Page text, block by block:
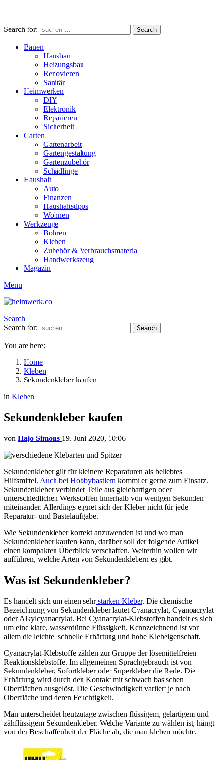
Search for: Search
Bauen
Hausbau
Heizungsbau
Renovieren
Sanitär
Heimwerken
DIY
Elektronik
Reparieren
Sicherheit
Garten
Gartenarbeit
Gartengestaltung
Gartenzubehör
Schädlinge
Haushalt
Auto
Finanzen
Haushaltstipps
Wohnen
Werkzeuge
Bohren
Kleben
Zubehör & Verbrauchsmaterial
Handwerkszeug
Magazin
Menu
Search
Search for:
Search
You are here:
Home
Kleben
Sekundenkleber kaufen
in Kleben
Sekundenkleber kaufen
von Hajo Simons 19. Juni 2020, 10:06
Sekundenkleber gilt für kleinere Reparaturen als beliebtes
Hilfsmittel. Auch bei Hobbybastlern kommt er gerne zum Einsatz.
Sekundenkleber verbindet Teile aus gleichartigen oder
unterschiedlichen Werkstoffen innerhalb von wenigen Sekunden
miteinander. Allerdings eignet sich der Kleber nicht für jede
Reparatur- und Bastelaufgabe.
Wie Sekundenkleber korrekt anzuwenden ist und wo man
Sekundenkleber kaufen kann, darüber soll der folgende Artikel
einen kompakten Überblick verschaffen. Weiterhin wollen wir
aufführen, welche Arten von Sekundenklebern es gibt.
Was ist Sekundenkleber?
Es handelt sich um einen sehrstarken Kleber. Die chemische
Bezeichnung von Sekundenkleber lautet Cyanacrylat, Cyanoacrylat
oder Alkylcyanacrylat. Bei Cyanacrylat-Klebstoffen handelt es sich
um eine klare, wasserdünne Flüssigkeit. Kennzeichnend ist vor
allem die leichte, schnelle Erhärtung und hohe Klebeigenschaft.
Cyanacrylat-Klebstoffe zählen zur Gruppe der lösemittelfreien
Reaktionsklebstoffe. Im allgemeinen Sprachgebrauch ist von
Sekundenkleber, Sofortkleber oder Superkleber die Rede. Die
Erhärtung wird durch den Kontakt mit schwach basischen
Oberflächen ausgelöst. Die Geschwindigkeit variiert je nach
Oberfläche und deren Feuchtigkeit.
Man unterscheidet heutzutage zwischen flüssigem, gelartigem und
zähflüssigem Sekundenkleber. Welche Variante zu wählen ist, hängt
von der Beschaffenheit der Fläche ab, die man kleben möchte.